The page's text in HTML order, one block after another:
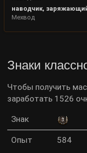
наводчик,
Мехвод
Знаки
Чтобы получить
заработать 1526
Знак
Опыт 584